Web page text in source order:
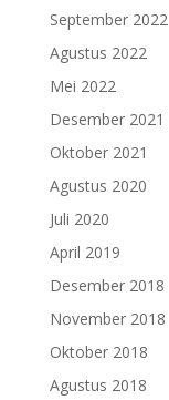
September 2022
Agustus 2022
Mei 2022
Desember 2021
Oktober 2021
Agustus 2020
Juli 2020
April 2019
Desember 2018
November 2018
Oktober 2018
Agustus 2018